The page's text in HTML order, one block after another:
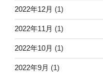
2022年12月 (1)
2022年11月 (1)
2022年10月 (1)
2022年9月 (1)